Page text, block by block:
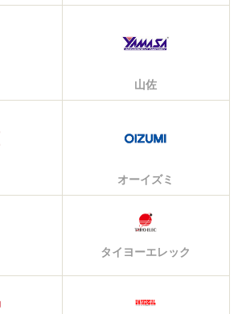
山佐
オーイズミ
タイヨーエレック